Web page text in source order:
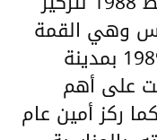
وهي القمة
التي التأمت في 17 فيفري 1989 بمدينة
على أهم
ركز أمين عام